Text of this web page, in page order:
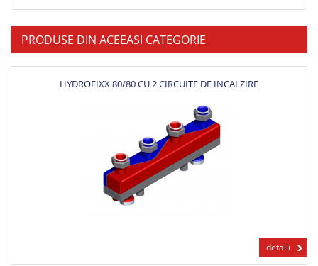
PRODUSE DIN ACEEASI CATEGORIE
HYDROFIXX 80/80 CU 2 CIRCUITE DE INCALZIRE
detalii